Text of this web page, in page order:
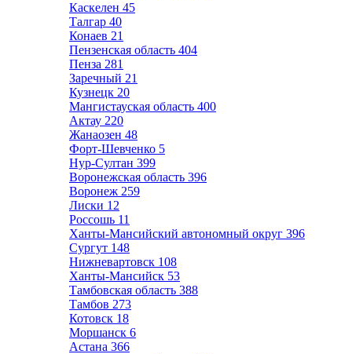
Каскелен 45
Талгар 40
Конаев 21
Пензенская область 404
Пенза 281
Заречный 21
Кузнецк 20
Мангистауская область 400
Актау 220
Жанаозен 48
Форт-Шевченко 5
Нур-Султан 399
Воронежская область 396
Воронеж 259
Лиски 12
Россошь 11
Ханты-Мансийский автономный округ 396
Сургут 148
Нижневартовск 108
Ханты-Мансийск 53
Тамбовская область 388
Тамбов 273
Котовск 18
Моршанск 6
Астана 366